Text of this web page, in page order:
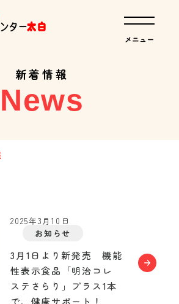
新着情報
News
2025年3月10日
お知らせ
3月1日より新発売 機能
性表示食品「明治コレ
ステさらり」プラス1本
で、健康サポート！